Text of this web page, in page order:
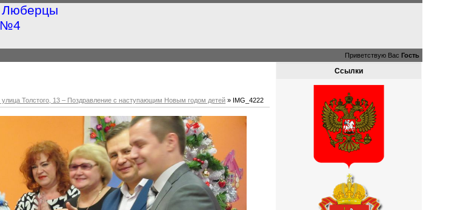
Люберцы
№4
Приветствую Вас Гость
улица Толстого, 13 – Поздравление с наступающим Новым годом детей » IMG_4222
Ссылки